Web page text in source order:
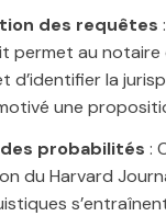
des requêtes
permet au notaire
d’identifier la
une
probabilités :
du Harvard